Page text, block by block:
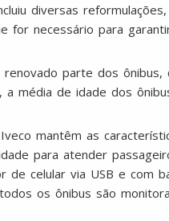
diversas
for necessário para
parte dos
a média de idade dos
mantêm as
para atender
de celular via USB e com
os ônibus são